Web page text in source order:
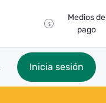
Medios de
pago
Inicia sesión